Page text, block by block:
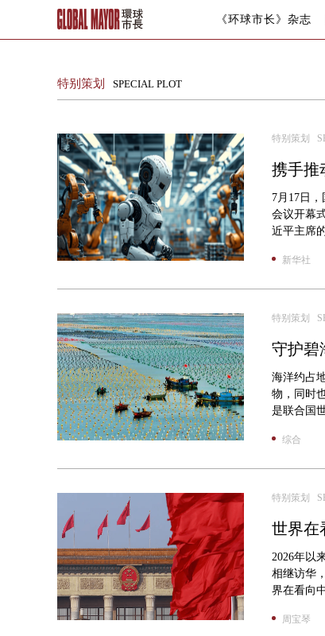
《环球市长》杂志
特别策划SPECIAL PLOT
特别策划
携手推
7月17日
会议开幕
近平主席
新华社
特别策划
守护碧
海洋约占
物，同时
是联合国
综合
特别策划
世界在
2026年以
相继访华
界在看向
周宝琴